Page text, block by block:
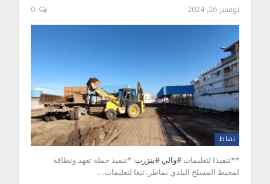
نوفمبر 26, 2024
نشاط
**تنفيذا لتعليمات #والي #بنزرت: *تنفيذ حملة تعهد ونظافة
لمحيط المسلخ البلدي بماطر. تبعا لتعليمات…